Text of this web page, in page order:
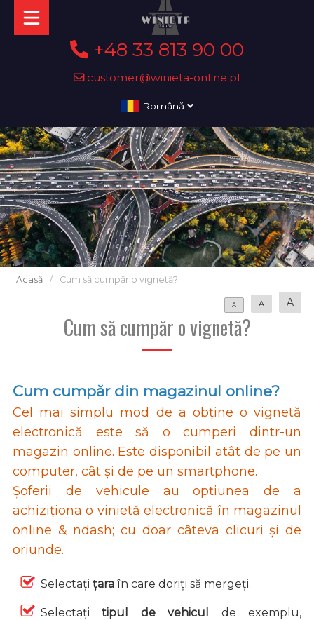
+48 33 813 90 00
customer@winieta-online.pl
Română
Acasă / Cum să cumpăr o vignetă?
A A A
Cum să cumpăr o vignetă?
Cum cumpăr din magazinul online?
Cel mai simplu mod de a obține o vignetă
electronică este să o cumperi dintr-un
magazin online. Este disponibil atât de pe un
computer, cât și de pe un smartphone.
Șoferii de vehicule au opțiunea de a
achiziționa o vinietă electronică în magazinul
online & ndash; cu doar câteva clicuri și de
oriunde.
Selectați țara în care doriți să mergeți.
Selectațitipul de vehicul de exemplu,